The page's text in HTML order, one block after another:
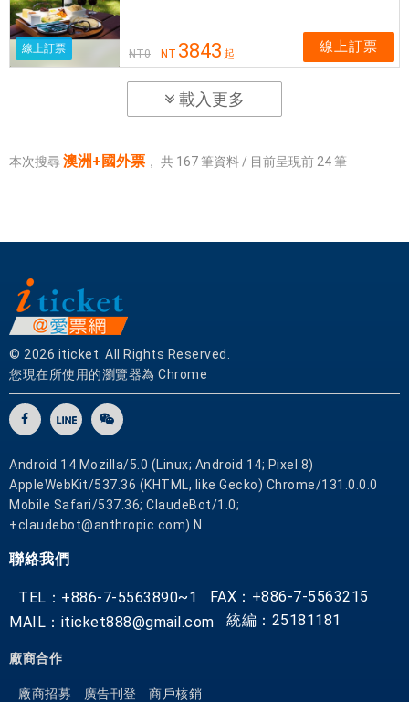
線上訂票 NT0 NT 3843 起 線上訂票
載入更多
本次搜尋 澳洲+國外票 ， 共 167 筆資料 / 目前呈現前 24 筆
© 2026 iticket. All Rights Reserved.
您現在所使用的瀏覽器為 Chrome
Android 14 Mozilla/5.0 (Linux; Android 14; Pixel 8)
AppleWebKit/537.36 (KHTML, like Gecko) Chrome/131.0.0.0
Mobile Safari/537.36; ClaudeBot/1.0;
+claudebot@anthropic.com) N
聯絡我們
TEL：+886-7-5563890~1
FAX：+886-7-5563215
MAIL：iticket888@gmail.com
統編：25181181
廠商合作
廠商招募 廣告刊登 商戶核銷